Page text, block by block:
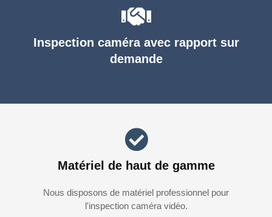
Inspection caméra avec rapport sur
demande
Matériel de haut de gamme
Nous disposons de matériel professionnel pour
l'inspection caméra vidéo.